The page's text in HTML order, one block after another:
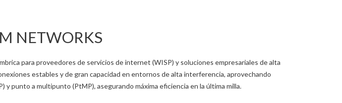
NETWORKS
para proveedores de servicios de internet (WISP) y soluciones empresariales de alta
estables y de gran capacidad en entornos de alta interferencia, aprovechando
punto a multipunto (PtMP), asegurando máxima eficiencia en la última milla.